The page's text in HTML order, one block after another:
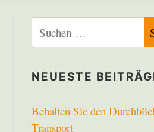
nach:
NEUESTE
Behalten Sie den
Transport